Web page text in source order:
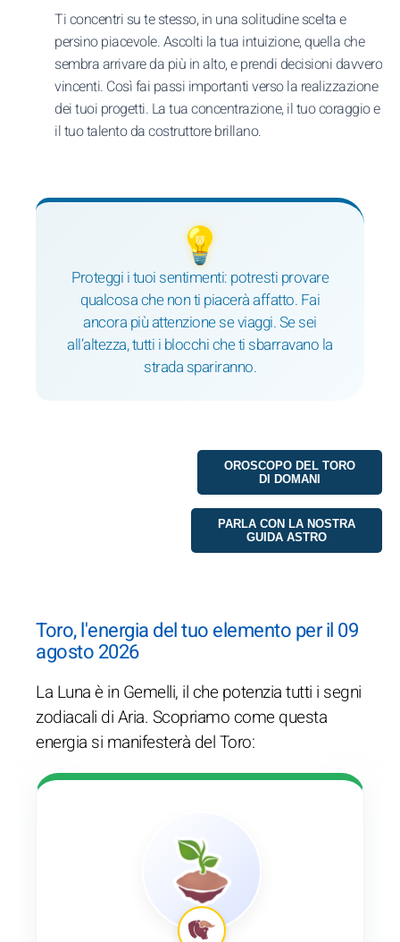
Ti concentri su te stesso, in una solitudine scelta e
persino piacevole. Ascolti la tua intuizione, quella che
sembra arrivare da più in alto, e prendi decisioni davvero
vincenti. Così fai passi importanti verso la realizzazione
dei tuoi progetti. La tua concentrazione, il tuo coraggio e
il tuo talento da costruttore brillano.
💡
Proteggi i tuoi sentimenti: potresti provare
qualcosa che non ti piacerà affatto. Fai
ancora più attenzione se viaggi. Se sei
all’altezza, tutti i blocchi che ti sbarravano la
strada spariranno.
OROSCOPO DEL TORO
DI DOMANI
PARLA CON LA NOSTRA
GUIDA ASTRO
Toro, l'energia del tuo elemento per il 09
agosto 2026
La Luna è in Gemelli, il che potenzia tutti i segni
zodiacali di Aria. Scopriamo come questa
energia si manifesterà del Toro: